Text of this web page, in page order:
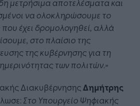
να ολοκληρώσουμε το
έχει δρομολογηθεί, αλλά
στο πλαίσιο της
της κυβέρνησης για τη
των πολιτών.»
Διακυβέρνησης Δημήτρης
Στο Υπουργείο Ψηφιακής